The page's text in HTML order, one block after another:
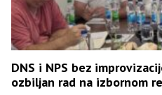
DNS i NPS bez
ozbiljan rad na izbornom